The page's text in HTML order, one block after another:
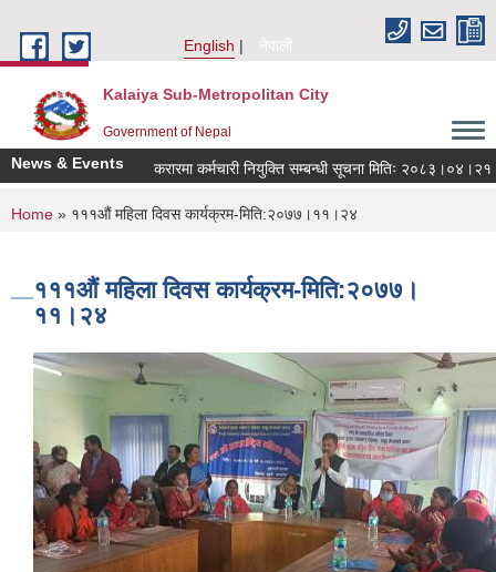
English
नेपाली
Kalaiya Sub-Metropolitan City
Government of Nepal
News & Eventsकरारमा कर्मचारी नियुक्ति सम्बन्धी सूचना मितिः २०८३।०४।२१
You are here
Home » १११औं महिला दिवस कार्यक्रम-मिति:२०७७।११।२४
१११औं महिला दिवस कार्यक्रम-मिति:२०७७।
११।२४